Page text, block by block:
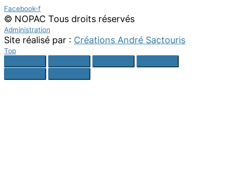
Facebook-f
© NOPAC Tous droits réservés
Administration
Site réalisé par : Créations André Sactouris
Top